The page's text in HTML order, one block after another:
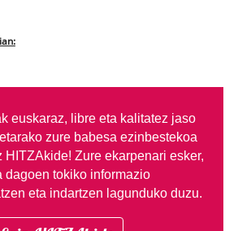
euskaraz, libre eta kalitatez jaso
zure babesa ezinbestekoa
HITZAkide! Zure ekarpenari esker,
dagoen tokiko informazio
eta indartzen lagunduko duzu.